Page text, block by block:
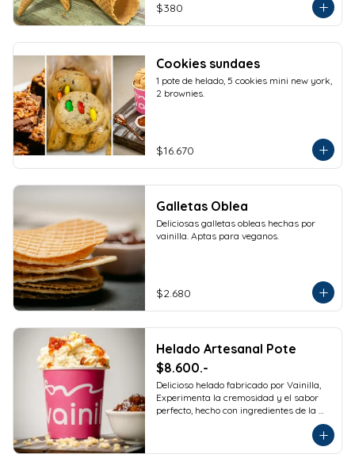
$380
Cookies sundaes
1 pote de helado, 5 cookies mini new york,
2 brownies.
$16.670
Galletas Oblea
Deliciosas galletas obleas hechas por
vainilla. Aptas para veganos.
$2.680
Helado Artesanal Pote
$8.600.-
Delicioso helado fabricado por Vainilla,
Experimenta la cremosidad y el sabor
perfecto, hecho con ingredientes de la
más alta calidad para que disfrutes en